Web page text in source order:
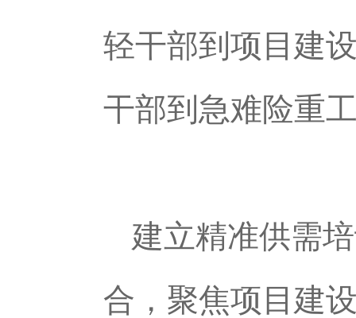
轻干部到项目建
干部到急难险重
建立精准供需
合，聚焦项目建